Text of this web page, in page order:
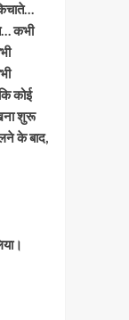
कभी
कोई
शुरू
के बाद,